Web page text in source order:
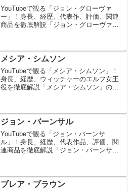
YouTubeで観る「ジョン・グローヴァ
ー」！身長、経歴、代表作、評価、関連
商品を徹底解説「ジョン・グローヴァ
のすべてにおいて輝か...
メシア・シムソン
YouTubeで観る「メシア・シムソン」！
身長、経歴、ウィッチャーのエルフ女王
役を徹底解説「メシア・シムソン」の概
ャー』で、気高く美しいエルフの女王フ
ランチェス...
ジョン・バーンサル
YouTubeで観る「ジョン・バーンサ
ル」！身長、経歴、代表作品、評価、関
連商品を徹底解説「ジョン・バーンサ
できる、アメリカを代表するメソッド俳
優です。 大ヒットドラ...
ブレア・ブラウン